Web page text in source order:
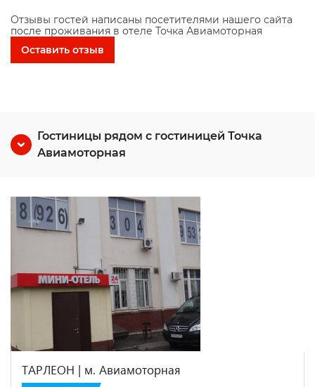
Отзывы гостей написаны посетителями нашего сайта
после проживания в отеле Точка Авиамоторная
Оставить отзыв
Гостиницы рядом с гостиницей Точка
Авиамоторная
ТАРЛЕОН | м. Авиамоторная